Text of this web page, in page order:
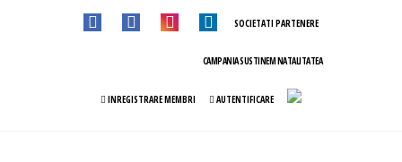
SOCIETATI PARTENERE
CAMPANIA SUSTINEM NATALITATEA
INREGISTRARE MEMBRI AUTENTIFICARE